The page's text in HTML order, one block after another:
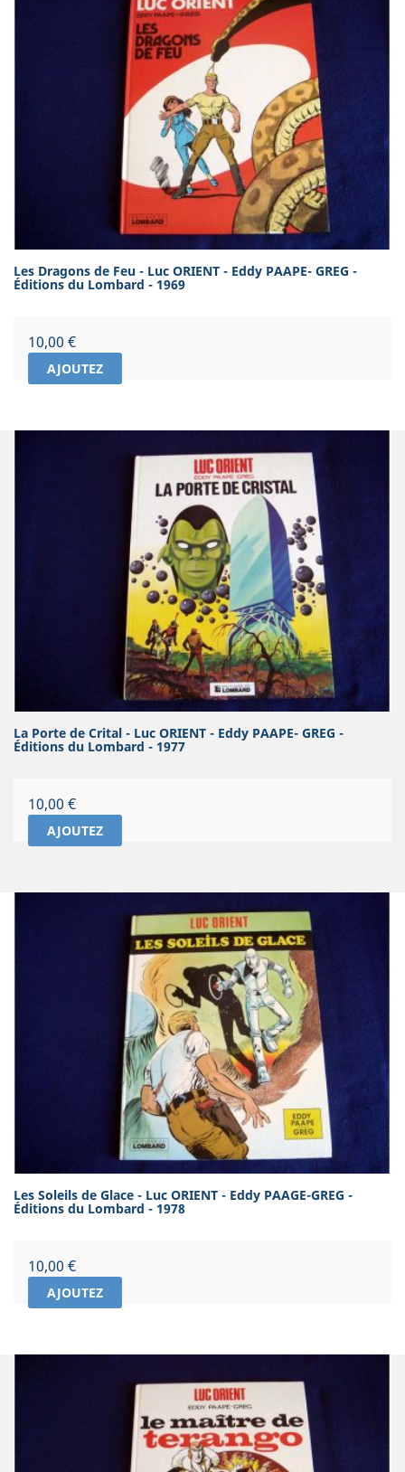
Les Dragons de Feu - Luc ORIENT - Eddy PAAPE- GREG -
Éditions du Lombard - 1969
Prix
10,00 €
AJOUTEZ
La Porte de Crital - Luc ORIENT - Eddy PAAPE- GREG -
Éditions du Lombard - 1977
Prix
10,00 €
AJOUTEZ
Les Soleils de Glace - Luc ORIENT - Eddy PAAGE-GREG -
Éditions du Lombard - 1978
Prix
10,00 €
AJOUTEZ